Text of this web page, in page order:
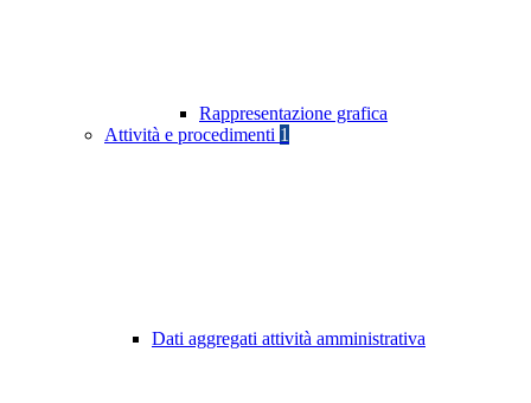
Rappresentazione grafica
Attività e procedimenti 1
Dati aggregati attività amministrativa